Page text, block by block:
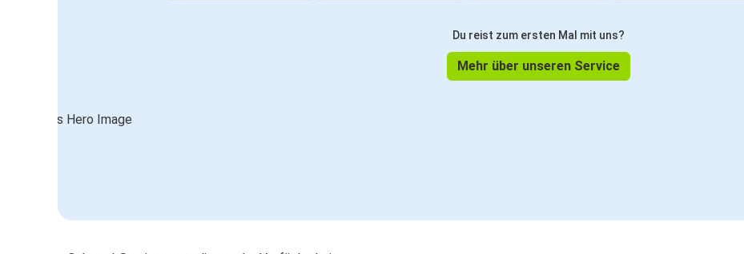
Du reist zum ersten Mal mit uns?
Mehr über unseren Service